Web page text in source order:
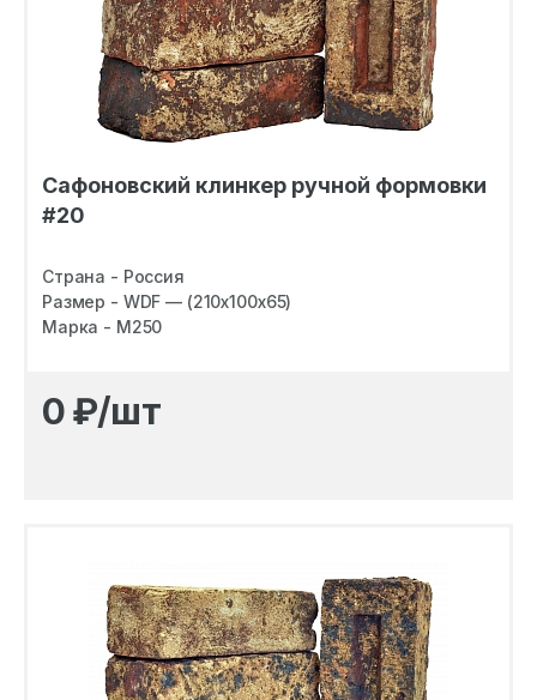
Сафоновский клинкер ручной формовки
#20
Страна - Россия
Размер - WDF — (210х100х65)
Марка - M250
0₽/шт
Посмотреть шоурум